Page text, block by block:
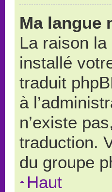
Ma langue
La raison la
installé
traduit
à
n’existe
traduction.
du groupe
Haut